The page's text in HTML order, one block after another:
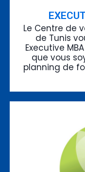
Le Centre de
de Tunis
Executive
que vous
planning de